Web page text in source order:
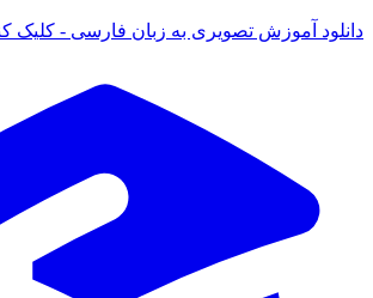
دانلود آموزش تصویری به زبان فارسی - کلیک